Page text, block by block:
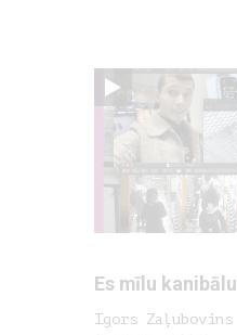
Es mīlu kanibālu
Igors Zaļubovins